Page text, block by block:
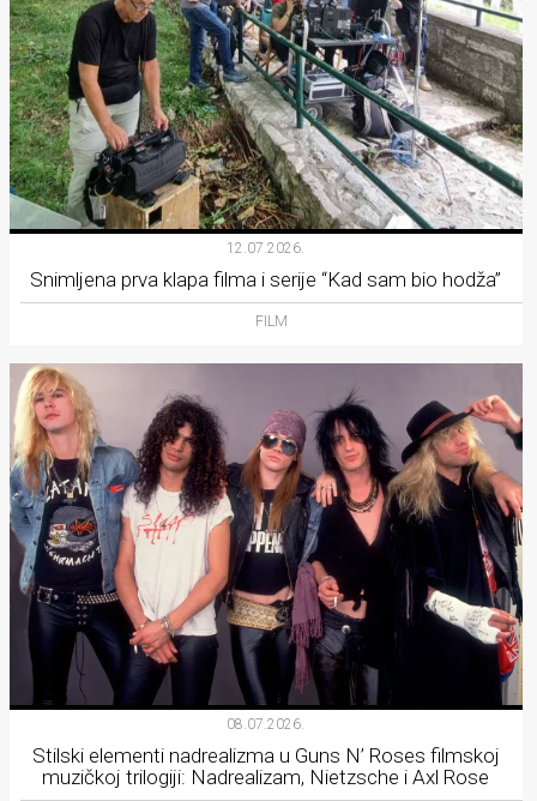
12.07.2026.
Snimljena prva klapa filma i serije “Kad sam bio hodža”
FILM
08.07.2026.
Stilski elementi nadrealizma u Guns N’ Roses filmskoj
muzičkoj trilogiji: Nadrealizam, Nietzsche i Axl Rose